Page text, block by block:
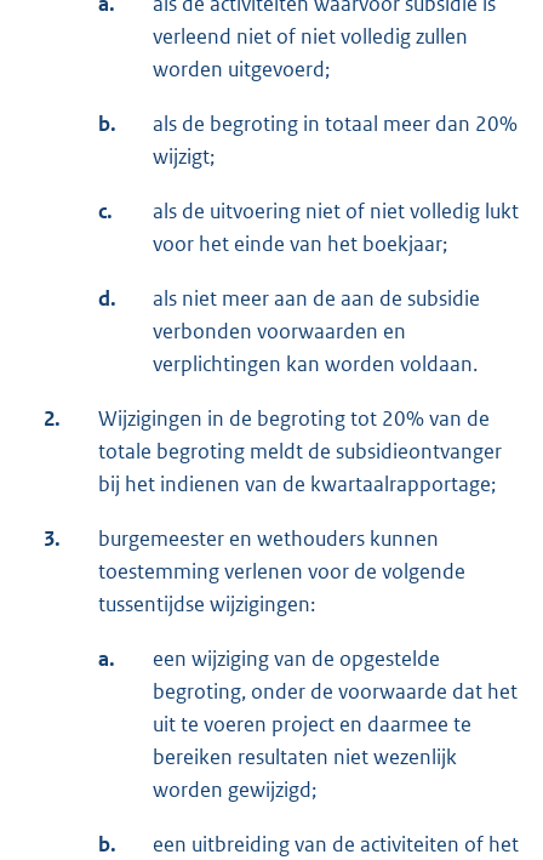
verleend niet of niet volledig zullen
worden uitgevoerd;
b.
als de begroting in totaal meer dan 20%
wijzigt;
c.
als de uitvoering niet of niet volledig lukt
voor het einde van het boekjaar;
d.
als niet meer aan de aan de subsidie
verbonden voorwaarden en
verplichtingen kan worden voldaan.
2.
Wijzigingen in de begroting tot 20% van de
totale begroting meldt de subsidieontvanger
bij het indienen van de kwartaalrapportage;
3.
burgemeester en wethouders kunnen
toestemming verlenen voor de volgende
tussentijdse wijzigingen:
a.
een wijziging van de opgestelde
begroting, onder de voorwaarde dat het
uit te voeren project en daarmee te
bereiken resultaten niet wezenlijk
worden gewijzigd;
b.
een uitbreiding van de activiteiten of het